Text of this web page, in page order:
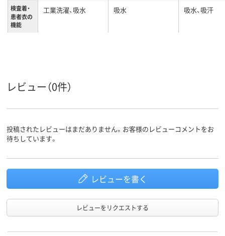
検査着・
患者衣の
機能
工業洗濯、吸水 吸水 吸水、吸汗
対象 男女兼用
レビュー（0件）
投稿されたレビューはまだありません。お客様のレビューコメントをお
待ちしています。
レビューを書く
レビューをリクエストする